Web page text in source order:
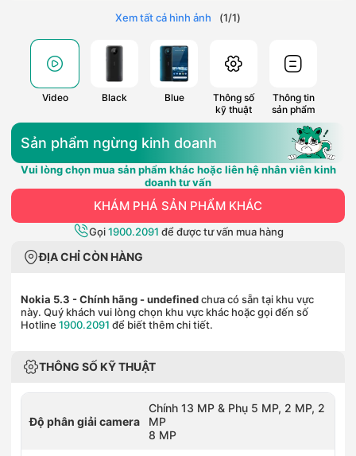
Xem tất cả hình ảnh (1/1)
Video Black Blue
Thông số
kỹ thuật
Thông tin
sản phẩm
Sản phẩm ngừng kinh doanh
Vui lòng chọn mua sản phẩm khác hoặc liên hệ nhân viên kinh
doanh tư vấn
KHÁM PHÁ SẢN PHẨM KHÁC
Gọi1900.2091 để được tư vấn mua hàng
ĐỊA CHỈ CÒN HÀNG
Nokia 5.3 - Chính hãng - undefinedchưa có sẵn tại khu vực
này. Quý khách vui lòng chọn khu vực khác hoặc gọi đến số
Hotline 1900.2091 để biết thêm chi tiết.
THÔNG SỐ KỸ THUẬT
Độ phân giải camera
Chính 13 MP & Phụ 5 MP, 2 MP, 2
MP
8 MP